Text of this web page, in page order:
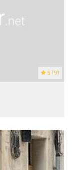
5 (9)